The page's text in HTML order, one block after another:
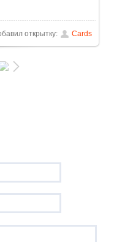
открытку: Cards